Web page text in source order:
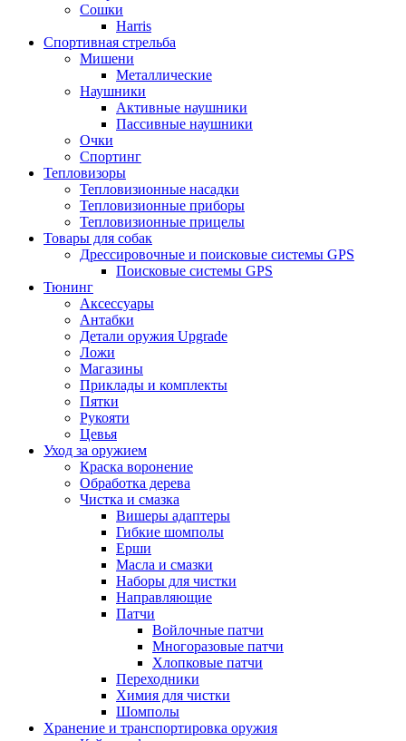
Сошки
Harris
Спортивная стрельба
Мишени
Металлические
Наушники
Активные наушники
Пассивные наушники
Очки
Спортинг
Тепловизоры
Тепловизионные насадки
Тепловизионные приборы
Тепловизионные прицелы
Товары для собак
Дрессировочные и поисковые системы GPS
Поисковые системы GPS
Тюнинг
Аксессуары
Антабки
Детали оружия Upgrade
Ложи
Магазины
Приклады и комплекты
Пятки
Рукояти
Цевья
Уход за оружием
Краска воронение
Обработка дерева
Чистка и смазка
Вишеры адаптеры
Гибкие шомполы
Ерши
Масла и смазки
Наборы для чистки
Направляющие
Патчи
Войлочные патчи
Многоразовые патчи
Хлопковые патчи
Переходники
Химия для чистки
Шомполы
Хранение и транспортировка оружия